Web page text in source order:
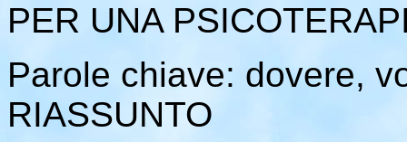
PER UNA
Parole chiave: dovere,
RIASSUNTO